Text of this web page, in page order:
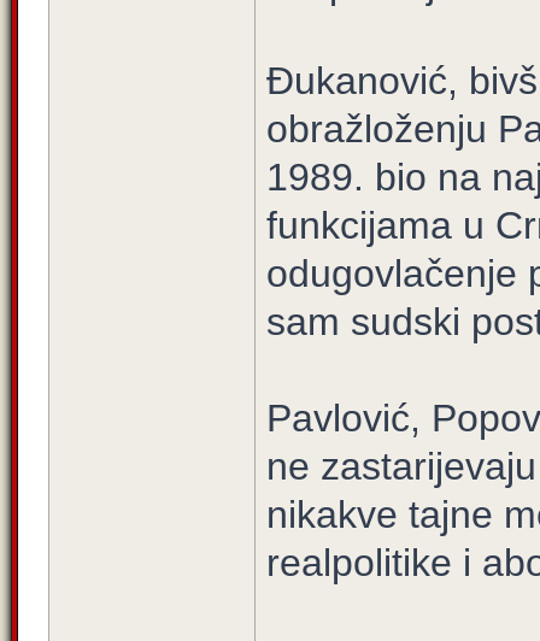
Đukanović,
obražloženju
1989. bio na
funkcijama u
odugovlačenje
sam sudski
Pavlović,
ne
nikakve tajne
realpolitike i